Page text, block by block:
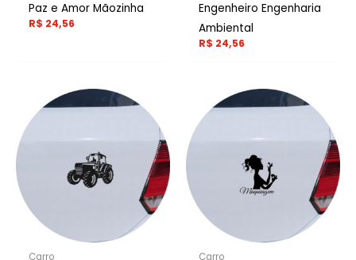
Paz e Amor Mãozinha
R$ 24,56
Engenheiro Engenharia
Ambiental
R$ 24,56
Carro Carro